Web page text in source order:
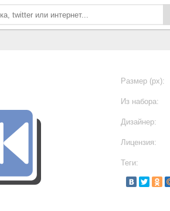
Размер (px):
Из набора:
Дизайнер:
Лицензия:
Теги: